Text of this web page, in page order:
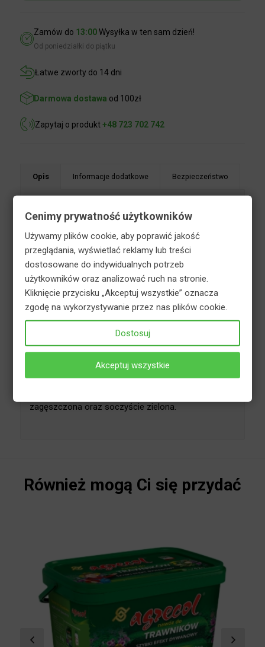
Zamów do 13:00Wysyłka w ten sam dzień!
Od poniedziałki do piątku
Łatwe zworty do 14 dni
Darmowa dostawaod 100zł
Zapytaj o produkt+48 723 702 742
Opis Informacje dodatkowe
100 dni nawóz do trawników i traw ozdobnych to
nawóz w postaci granulowanej z makro- i
mikroskładnikami o szybkim, a jednocześnie
długotrwałym działaniu. Przeznaczony do zasilania
wszystkich rodzajów trawników oraz gatunków
traw ozdobnych. Może być stosowany na
trawnikach na stanowiskach słonecznych i
zacienionych. Zalecany do odżywiania intensywnie
eksploatowanej murawy. Doskonały również do
zakładania nowych trawników. Nawóz 100 dni do
kompleksowe odżywienie przez długi czas
Cenimy prywatność użytkowników
Używamy plików cookie, aby poprawić jakość
przeglądania, wyświetlać reklamy lub treści
dostosowane do indywidualnych potrzeb
użytkowników oraz analizować ruch na stronie.
Kliknięcie przycisku „Akceptuj wszystkie” oznacza
zgodę na wykorzystywanie przez nas plików cookie.
Dostosuj
Akceptuj wszystkie